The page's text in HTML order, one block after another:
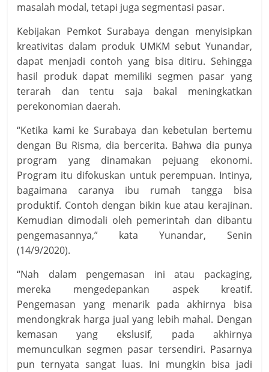
masalah modal, tetapi juga segmentasi pasar.
Kebijakan Pemkot Surabaya dengan menyisipkan
kreativitas dalam produk UMKM sebut Yunandar,
dapat menjadi contoh yang bisa ditiru. Sehingga
hasil produk dapat memiliki segmen pasar yang
terarah dan tentu saja bakal meningkatkan
perekonomian daerah.
“Ketika kami ke Surabaya dan kebetulan bertemu
dengan Bu Risma, dia bercerita. Bahwa dia punya
program yang dinamakan pejuang ekonomi.
Program itu difokuskan untuk perempuan. Intinya,
bagaimana caranya ibu rumah tangga bisa
produktif. Contoh dengan bikin kue atau kerajinan.
Kemudian dimodali oleh pemerintah dan dibantu
pengemasannya,” kata Yunandar, Senin
(14/9/2020).
“Nah dalam pengemasan ini atau packaging,
mereka mengedepankan aspek kreatif.
Pengemasan yang menarik pada akhirnya bisa
mendongkrak harga jual yang lebih mahal. Dengan
kemasan yang ekslusif, pada akhirnya
memunculkan segmen pasar tersendiri. Pasarnya
pun ternyata sangat luas. Ini mungkin bisa jadi